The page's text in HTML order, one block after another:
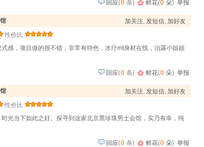
回应(0 条) 鲜花(0 朵) 举报
加关注, 发短信, 加好友
性价比
感，项目做的很不错，非常有特色，水疗mt身材在线，泊露小姐姐
回应(0 条) 鲜花(0 朵) 举报
加关注, 发短信, 加好友
性价比
光当下如此之好。探寻到这家北京黑珍珠男士会馆，实乃有幸，纯
回应(0 条) 鲜花(0 朵) 举报